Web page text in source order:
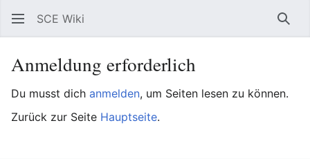
SCE Wiki
Anmeldung erforderlich
Du musst dich anmelden, um Seiten lesen zu können.
Zurück zur Seite Hauptseite.